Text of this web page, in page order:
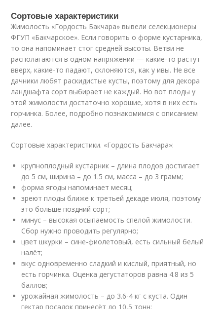
Сортовые характеристики
Жимолость «Гордость Бакчара» вывели селекционеры
ФГУП «Бакчарское». Если говорить о форме кустарника,
то она напоминает стог средней высоты. Ветви не
располагаются в одном напряжении — какие-то растут
вверх, какие-то падают, склоняются, как у ивы. Не все
дачники любят раскидистые кусты, поэтому для декора
ландшафта сорт выбирает не каждый. Но вот плоды у
этой жимолости достаточно хорошие, хотя в них есть
горчинка. Более, подробно познакомимся с описанием
далее.
Сортовые характеристики. «Гордость Бакчара»:
крупноплодный кустарник – длина плодов достигает
до 5 см, ширина – до 1.5 см, масса – до 3 грамм;
форма ягоды напоминает месяц;
зреют плоды ближе к третьей декаде июля, поэтому
это больше поздний сорт;
минус – высокая осыпаемость спелой жимолости.
Сбор нужно проводить регулярно;
цвет шкурки – сине-фиолетовый, есть сильный белый
налёт;
вкус одновременно сладкий и кислый, приятный, но
есть горчинка. Оценка дегустаторов равна 4.8 из 5
баллов;
урожайная жимолость – до 3.6-4 кг с куста. Один
гектар посадок принесёт до 10,5 тонн;